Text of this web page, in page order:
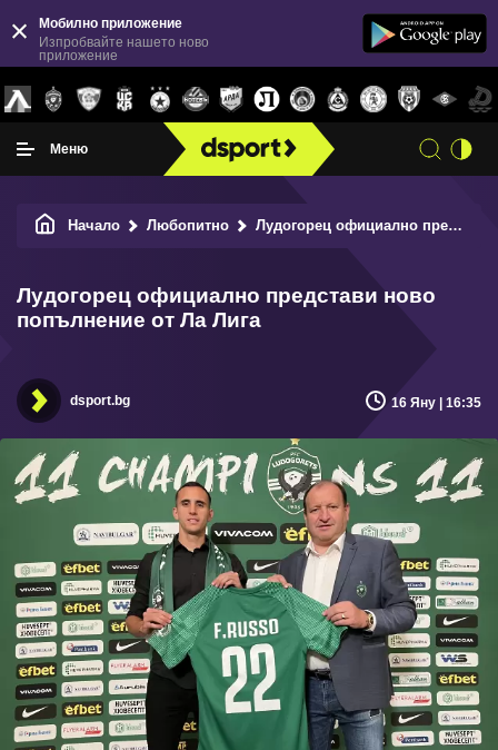
Мобилно приложение
Изпробвайте нашето ново
приложение
Меню
Начало Любопитно Лудогорец официално представи ново попълнение от Ла Лига
Лудогорец официално представи ново
попълнение от Ла Лига
dsport.bg 16 Яну | 16:35